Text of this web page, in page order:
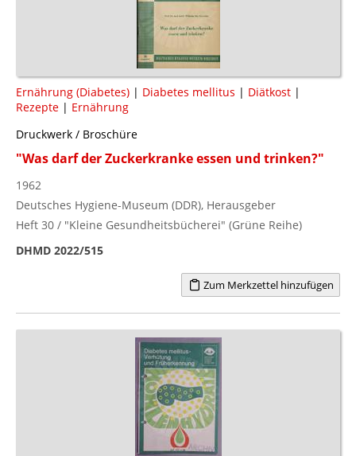
Ernährung (Diabetes) | Diabetes mellitus | Diätkost |
Rezepte | Ernährung
Druckwerk / Broschüre
"Was darf der Zuckerkranke essen und trinken?"
1962
Deutsches Hygiene-Museum (DDR), Herausgeber
Heft 30 / "Kleine Gesundheitsbücherei" (Grüne Reihe)
DHMD 2022/515
Zum Merkzettel hinzufügen